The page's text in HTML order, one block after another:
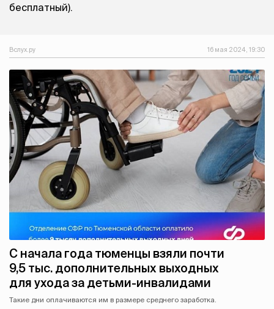
бесплатный).
Вслух.ру 16 мая 2024, 19:30
С начала года тюменцы взяли почти
9,5 тыс. дополнительных выходных
для ухода за детьми-инвалидами
Такие дни оплачиваются им в размере среднего заработка.